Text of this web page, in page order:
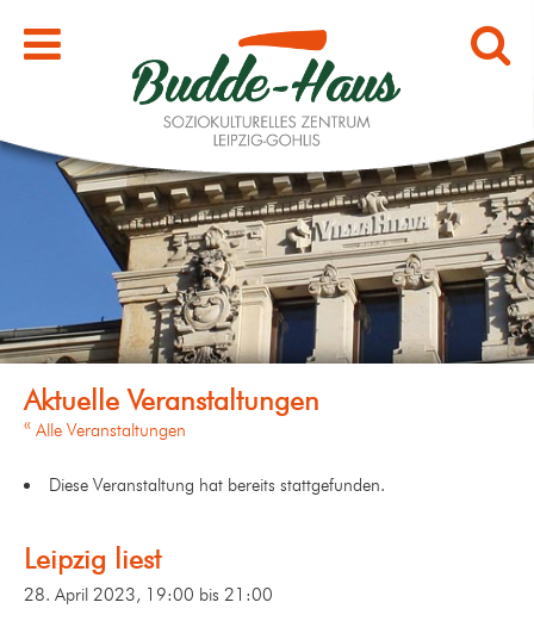
« Alle Veranstaltungen
Diese Veranstaltung hat bereits stattgefunden.
Leipzig liest
28. April 2023, 19:00 bis 21:00